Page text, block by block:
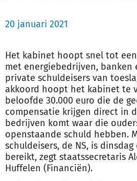
20 januari 2021
Het kabinet hoopt snel tot
met energiebedrijven, banken
private schuldeisers van
akkoord hoopt het kabinet te
beloofde 30.000 euro die de
compensatie krijgen direct in
bedrijven komt waar die
openstaande schuld hebben.
schuldeisers, de NS, is
bereikt, zegt staatssecretaris
Huffelen (Financiën).